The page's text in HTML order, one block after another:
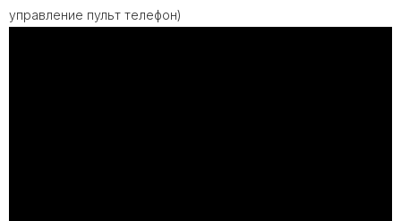
управление пульт телефон)